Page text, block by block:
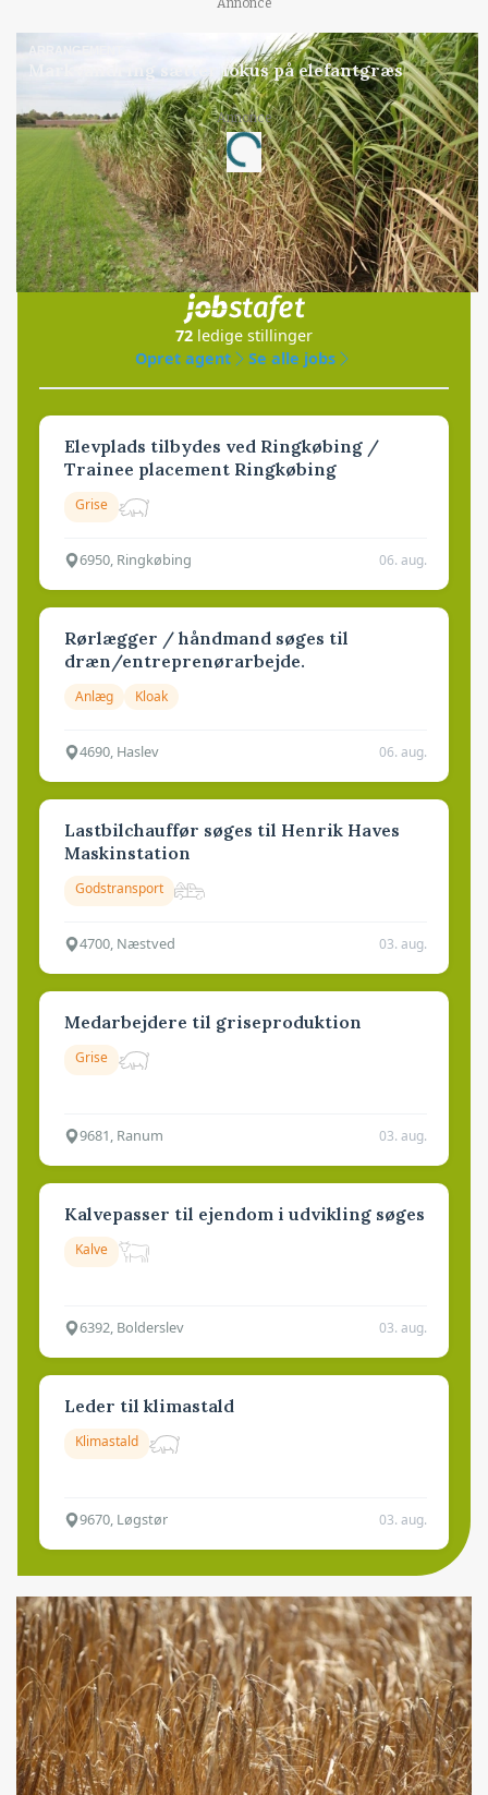
Annonce
ARRANGEMENT
Markvandring sætter fokus på elefantgræs
Annonce
Loading...
Jobs
i samarbejde med
72 ledige stillinger
Opret agent
Se alle jobs
Elevplads tilbydes ved Ringkøbing /
Trainee placement Ringkøbing
Grise
6950, Ringkøbing 06. aug.
Rørlægger / håndmand søges til
dræn/entreprenørarbejde.
Anlæg Kloak
4690, Haslev 06. aug.
Lastbilchauffør søges til Henrik Haves
Maskinstation
Godstransport
4700, Næstved 03. aug.
Medarbejdere til griseproduktion
Grise
9681, Ranum 03. aug.
Kalvepasser til ejendom i udvikling søges
Kalve
6392, Bolderslev 03. aug.
Leder til klimastald
Klimastald
9670, Løgstør 03. aug.